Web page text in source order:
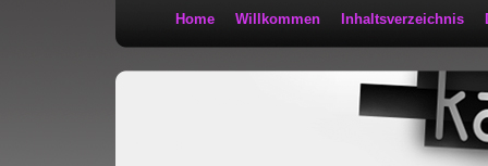
Home Willkommen Inhaltsverzeichnis